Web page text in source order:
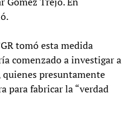
tomó esta medida
comenzado a investigar a
presuntamente
para fabricar la “verdad